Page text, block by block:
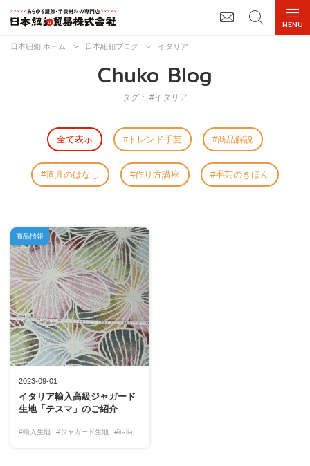
日本紐釦 ホーム > 日本紐釦ブログ > イタリア
Chuko Blog
タグ： #イタリア
全て表示 トレンド手芸 商品解説
道具のはなし 作り方講座 手芸のきほん
2023-09-01
イタリア輸入高級ジャガード
生地「テスマ」のご紹介
#輸入生地 #ジャガード生地 #italia
商品情報